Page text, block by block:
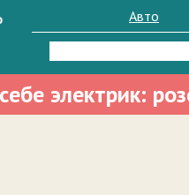
Авто
Найти:
электрик: